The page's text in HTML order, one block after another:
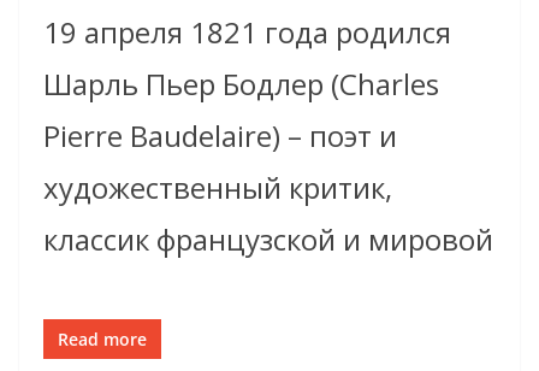
19 апреля 1821 года родился
Шарль Пьер Бодлер (Charles
Pierre Baudelaire) – поэт и
художественный критик,
классик французской и мировой
Read more